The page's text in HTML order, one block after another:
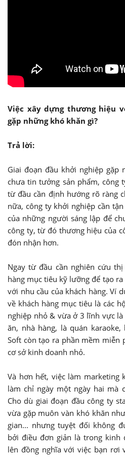
Việc xây dựng thương hiệu
gặp những khó khăn gì?
Trả lời:
Giai đoạn đầu khởi nghiệp gặp
chưa tin tưởng sản phẩm, công
từ đầu cần định hướng rõ ràng
nữa, công ty khởi nghiệp cần
của những người sáng lập để
công ty, từ đó thương hiệu của
đón nhận hơn.
Ngay từ đầu cần nghiên cứu
hàng mục tiêu kỹ lưỡng để tạo
với nhu cầu của khách hàng. Ví
về khách hàng mục tiêu là các
nghiệp nhỏ & vừa ở 3 lĩnh vực
ăn, nhà hàng, là quán
Soft còn tạo ra phần mềm miễn
cơ sở kinh doanh nhỏ.
Và hơn hết, việc làm marketing
làm chỉ ngày một ngày hai mà
Cho dù giai đoạn đầu công ty
vừa gặp muôn vàn khó khăn
gian... nhưng tuyệt đối không
bởi điều đơn giản là trong kinh
lên đồng nghĩa với việc bạn rơi